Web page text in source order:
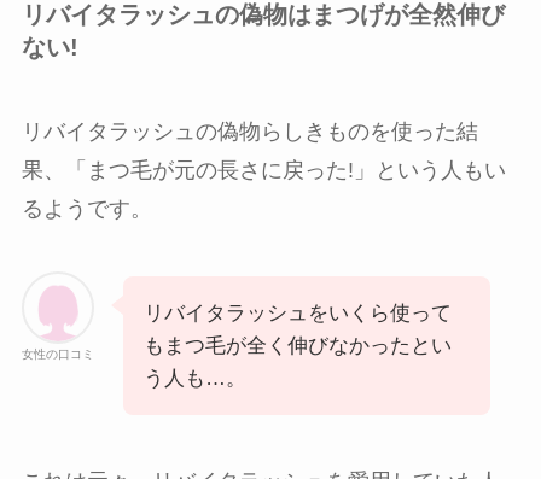
リバイタラッシュの偽物はまつげが全然伸び
ない!
リバイタラッシュの偽物らしきものを使った結
果、「まつ毛が元の長さに戻った!」という人もい
るようです。
女性の口コミ
リバイタラッシュをいくら使って
もまつ毛が全く伸びなかったとい
う人も…。